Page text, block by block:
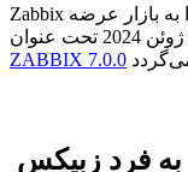
Zabbix تا کنون بیش از 17 نسخه بروزرسانی شده را به بازار عرضه
ZABBIX 7.0.0
فرد زبیکس